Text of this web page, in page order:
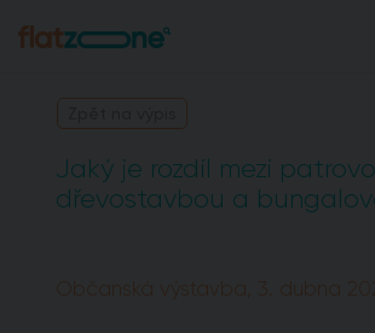
Jaký je rozdíl mezi
dřevostavbou a
Občanská výstavba, 3. dubna